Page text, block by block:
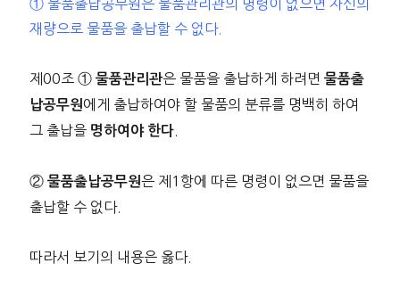
① 물품출납공무원은 물품관리관의 명령이 없으면 자신의
재량으로 물품을 출납할 수 없다.
제00조 ① 물품관리관은 물품을 출납하게 하려면 물품출
납공무원 에게 출납하여야 할 물품의 분류를 명백히 하여
그 출납을 명하여야 한다.
② 물품출납공무원 은 제1항에 따른 명령이 없으면 물품을
출납할 수 없다.
따라서 보기의 내용은 옳다.